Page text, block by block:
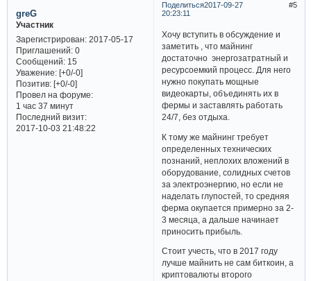
Поделиться 5
2017-09-27
20:23:11
greG
Участник
Зарегистрирован: 2017-05-17
Приглашений:0
Сообщений:15
Уважение: [+0/-0]
Позитив: [+0/-0]
Провел на форуме:
1 час 37 минут
Последний визит:
2017-10-03 21:48:22
Хочу вступить в обсуждение и
заметить , что майнинг
достаточно энергозатратный и
ресурсоемкий процесс. Для него
нужно покупать мощные
видеокарты, объединять их в
фермы и заставлять работать
24/7, без отдыха.
К тому же майнинг требует
определенных технических
познаний, неплохих вложений в
оборудование, солидных счетов
за электроэнергию, но если не
наделать глупостей, то средняя
ферма окупается примерно за 2-
3 месяца, а дальше начинает
приносить прибыль.
Стоит учесть, что в 2017 году
лучше майнить не сам биткоин, а
криптовалюты второго